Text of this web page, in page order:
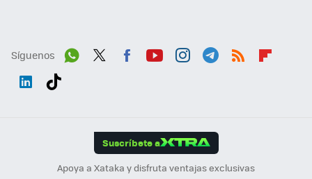
Síguenos
Suscríbete a
Apoya a Xataka y disfruta ventajas exclusivas